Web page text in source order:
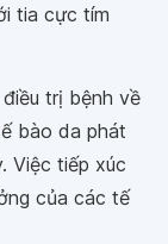
tia cực tím
trị bệnh về
bào da phát
Việc tiếp xúc
của các tế